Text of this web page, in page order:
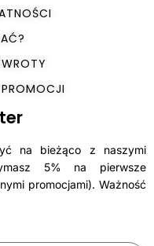
na bieżąco z naszymi
5% na pierwsze
promocjami). Ważność